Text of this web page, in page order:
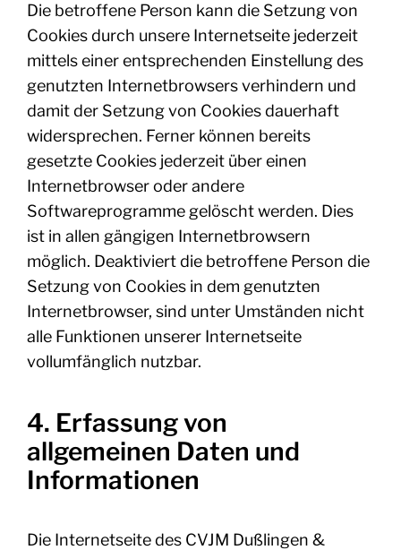
Die betroffene Person kann die Setzung von
Cookies durch unsere Internetseite jederzeit
mittels einer entsprechenden Einstellung des
genutzten Internetbrowsers verhindern und
damit der Setzung von Cookies dauerhaft
widersprechen. Ferner können bereits
gesetzte Cookies jederzeit über einen
Internetbrowser oder andere
Softwareprogramme gelöscht werden. Dies
ist in allen gängigen Internetbrowsern
möglich. Deaktiviert die betroffene Person die
Setzung von Cookies in dem genutzten
Internetbrowser, sind unter Umständen nicht
alle Funktionen unserer Internetseite
vollumfänglich nutzbar.
4. Erfassung von
allgemeinen Daten und
Informationen
Die Internetseite des CVJM Dußlingen &